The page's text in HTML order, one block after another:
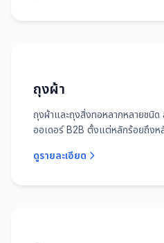
ถุงผ้า
ถุงผ้าและถุงสิ่งทอหลากหลายชนิด
ออเดอร์ B2B ตั้งแต่หลักร้อยถึงห
ดูรายละเอียด